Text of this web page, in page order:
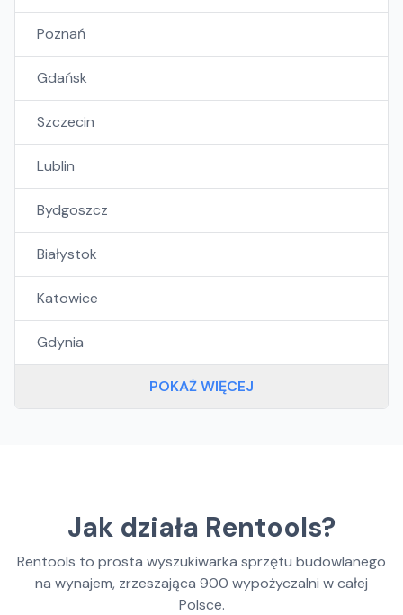
Poznań
Gdańsk
Szczecin
Lublin
Bydgoszcz
Białystok
Katowice
Gdynia
POKAŻ WIĘCEJ
Jak działa Rentools?
Rentools to prosta wyszukiwarka sprzętu budowlanego
na wynajem, zrzeszająca 900 wypożyczalni w całej
Polsce.